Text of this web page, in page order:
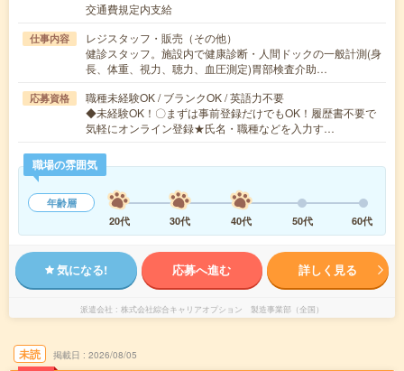
交通費規定内支給
仕事内容
レジスタッフ・販売（その他）
健診スタッフ。施設内で健康診断・人間ドックの一般計測(身
長、体重、視力、聴力、血圧測定)胃部検査介助…
応募資格
職種未経験OK / ブランクOK / 英語力不要
◆未経験OK！〇まずは事前登録だけでもOK！履歴書不要で
気軽にオンライン登録★氏名・職種などを入力す…
職場の雰囲気
年齢層
20代
30代 40代 50代 60代
気になる! 応募へ進む 詳しく見る
派遣会社 株式会社綜合キャリアオプション 製造事業部（全国）
未読 掲載日 2026/08/05